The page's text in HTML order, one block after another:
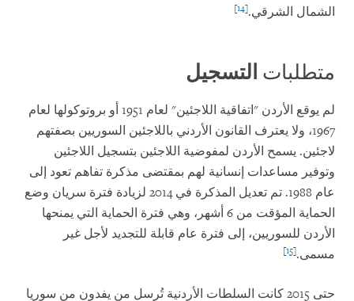
الشمال الشرقي.[14]
متطلبات التسجيل
لم يوقع الأردن "اتفاقية اللاجئين" لعام 1951 أو بروتوكولها لعام
1967، ولا يعترف القانون الأردني باللاجئين السوريين بصفتهم
لاجئين. يسمح الأردن لمفوضية اللاجئين بتسجيل اللاجئين
وتوفير مساعدات إنسانية لهم بمقتضى مذكرة تفاهم تعود إلى
عام 1988. تم تعديل المذكرة في 2014 لزيادة فترة سريان وضع
الحماية المؤقت من 6 أشهر، وهي فترة الحماية التي يمنحها
الأردن للسوريين، إلى فترة عام قابلة للتجديد لأجل غير
مسمى.[15]
حتى 2015 كانت السلطات الأردنية تُرسل من يفدون من سوريا